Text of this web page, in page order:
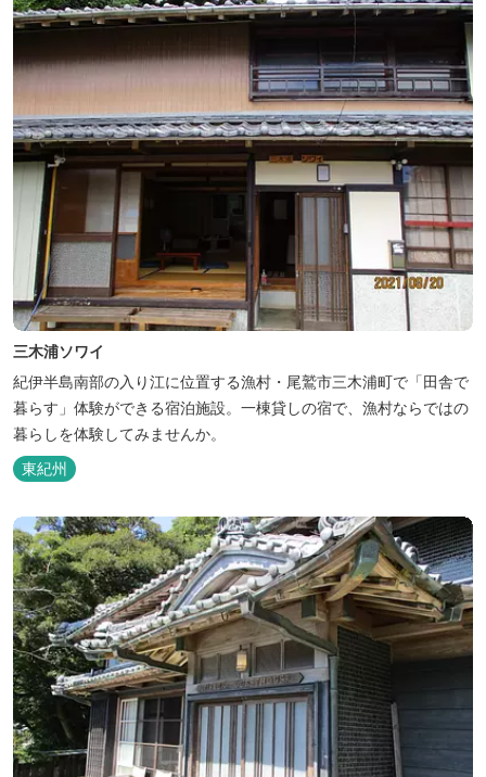
三木浦ソワイ
紀伊半島南部の入り江に位置する漁村・尾鷲市三木浦町で「田舎で
暮らす」体験ができる宿泊施設。一棟貸しの宿で、漁村ならではの
暮らしを体験してみませんか。
東紀州